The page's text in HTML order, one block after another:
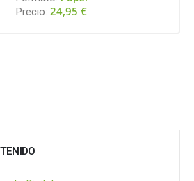
Precio: 24,95€